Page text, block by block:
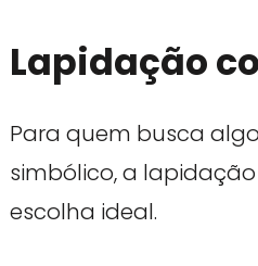
Lapidação
Para quem busca
simbólico, a
escolha ideal.